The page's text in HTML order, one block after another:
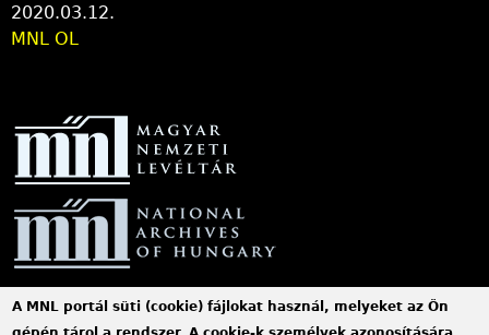
2020.03.12.
MNL OL
MNL Szabolcs-Szatmár-Bereg Vármegyei Levéltára
A MNL portál süti (cookie) fájlokat használ, melyeket az Ön